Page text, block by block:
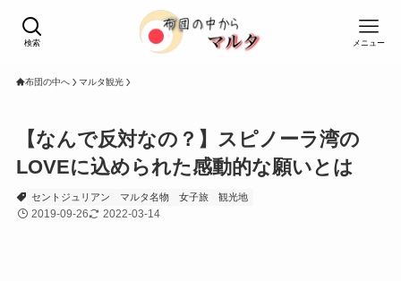
検索 メニュー
布団の中へ マルタ観光
【なんで反対なの？】スピノーラ湾の
LOVEに込められた感動的な願いとは
セントジュリアン マルタ名物 女子旅 観光地
2019-09-26 2022-03-14